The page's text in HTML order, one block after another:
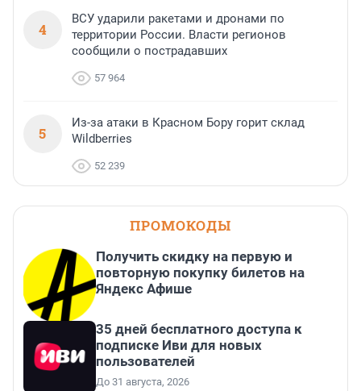
4
ВСУ ударили ракетами и дронами по
территории России. Власти регионов
сообщили о пострадавших
57 964
5
Из-за атаки в Красном Бору горит склад
Wildberries
52 239
ПРОМОКОДЫ
Получить скидку на первую и
повторную покупку билетов на
Яндекс Афише
35 дней бесплатного доступа к
подписке Иви для новых
пользователей
До 31 августа, 2026